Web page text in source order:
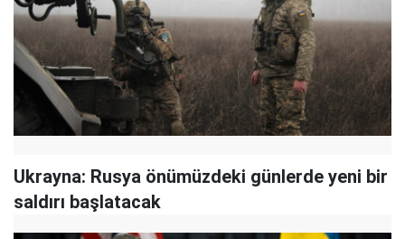
Ukrayna: Rusya önümüzdeki günlerde yeni bir
saldırı başlatacak